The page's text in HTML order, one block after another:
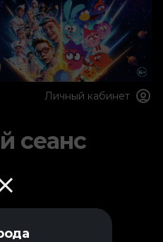
Личный кабинет
сеанс